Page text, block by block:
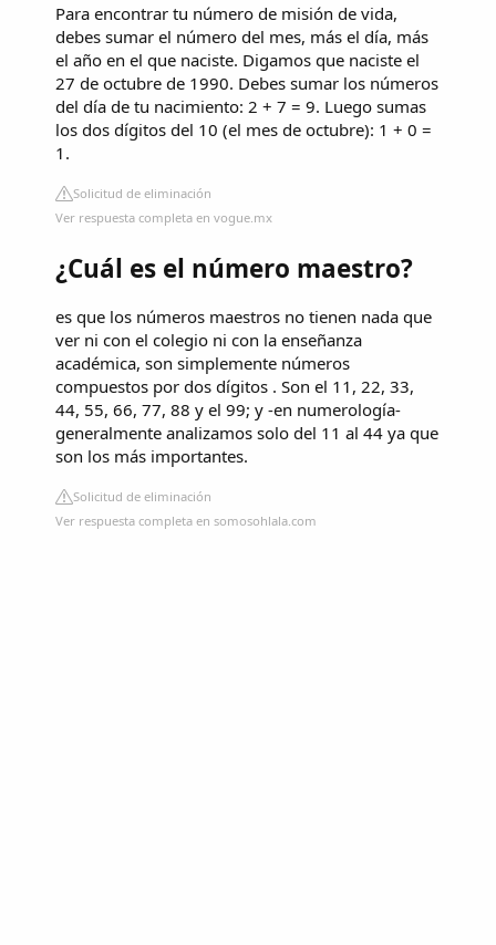
Para encontrar tu número de misión de vida,
debes sumar el número del mes, más el día, más
el año en el que naciste. Digamos que naciste el
27 de octubre de 1990. Debes sumar los números
del día de tu nacimiento: 2 + 7 = 9. Luego sumas
los dos dígitos del 10 (el mes de octubre): 1 + 0 =
1.
Solicitud de eliminación
Ver respuesta completa en vogue.mx
¿Cuál es el número maestro?
es que los números maestros no tienen nada que
ver ni con el colegio ni con la enseñanza
académica, son simplemente números
compuestos por dos dígitos . Son el 11, 22, 33,
44, 55, 66, 77, 88 y el 99; y -en numerología-
generalmente analizamos solo del 11 al 44 ya que
son los más importantes.
Solicitud de eliminación
Ver respuesta completa en somosohlala.com